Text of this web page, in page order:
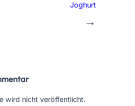
Joghurt
→
wird nicht veröffentlicht.